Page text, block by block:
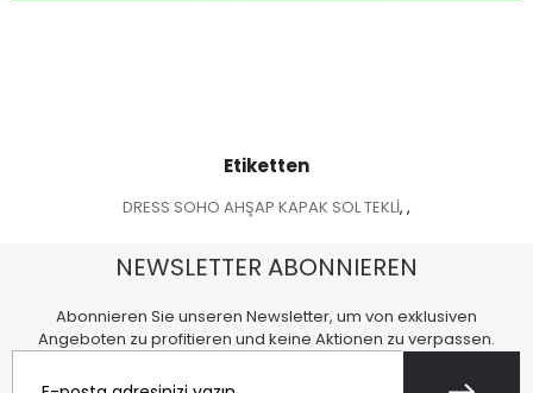
Etiketten
DRESS SOHO AHŞAP KAPAK SOL TEKLİ, ,
NEWSLETTER ABONNIEREN
Abonnieren Sie unseren Newsletter, um von exklusiven
Angeboten zu profitieren und keine Aktionen zu verpassen.